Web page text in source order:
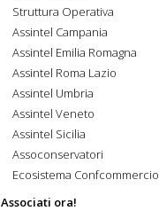
Struttura Operativa
Assintel Campania
Assintel Emilia Romagna
Assintel Roma Lazio
Assintel Umbria
Assintel Veneto
Assintel Sicilia
Assoconservatori
Ecosistema Confcommercio
Associati ora!